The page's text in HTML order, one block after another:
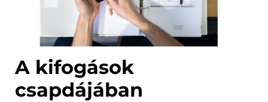
A kifogások
csapdájában